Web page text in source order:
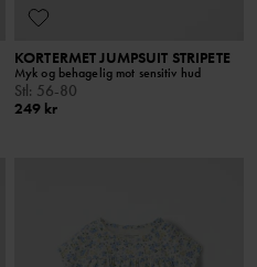
KORTERMET JUMPSUIT STRIPETE
Myk og behagelig mot sensitiv hud
Stl: 56-80
249 kr